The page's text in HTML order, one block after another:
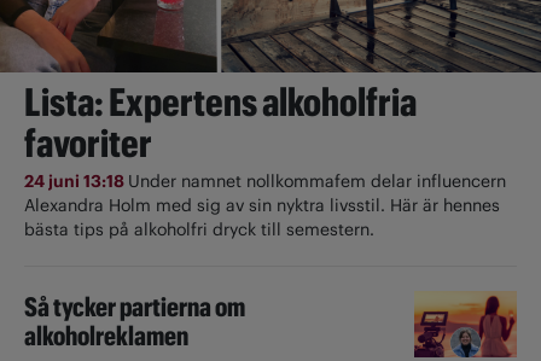
Lista: Expertens alkoholfria
favoriter
24 juni 13:18 Under namnet nollkommafem delar influencern
Alexandra Holm med sig av sin nyktra livsstil. Här är hennes
bästa tips på alkoholfri dryck till semestern.
Så tycker partierna om
alkoholreklamen